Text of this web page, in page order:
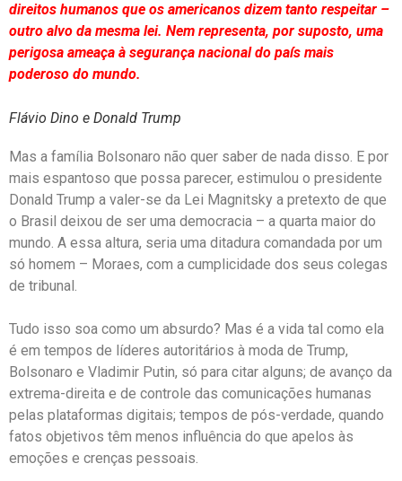
direitos humanos que os americanos dizem tanto respeitar –
outro alvo da mesma lei. Nem representa, por suposto, uma
perigosa ameaça à segurança nacional do país mais
poderoso do mundo.
Flávio Dino e Donald Trump
Mas a família Bolsonaro não quer saber de nada disso. E por
mais espantoso que possa parecer, estimulou o presidente
Donald Trump a valer-se da Lei Magnitsky a pretexto de que
o Brasil deixou de ser uma democracia – a quarta maior do
mundo. A essa altura, seria uma ditadura comandada por um
só homem – Moraes, com a cumplicidade dos seus colegas
de tribunal.
Tudo isso soa como um absurdo? Mas é a vida tal como ela
é em tempos de líderes autoritários à moda de Trump,
Bolsonaro e Vladimir Putin, só para citar alguns; de avanço da
extrema-direita e de controle das comunicações humanas
pelas plataformas digitais; tempos de pós-verdade, quando
fatos objetivos têm menos influência do que apelos às
emoções e crenças pessoais.